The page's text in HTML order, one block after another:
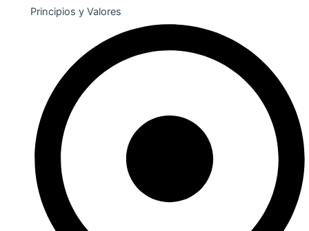
Principios y Valores